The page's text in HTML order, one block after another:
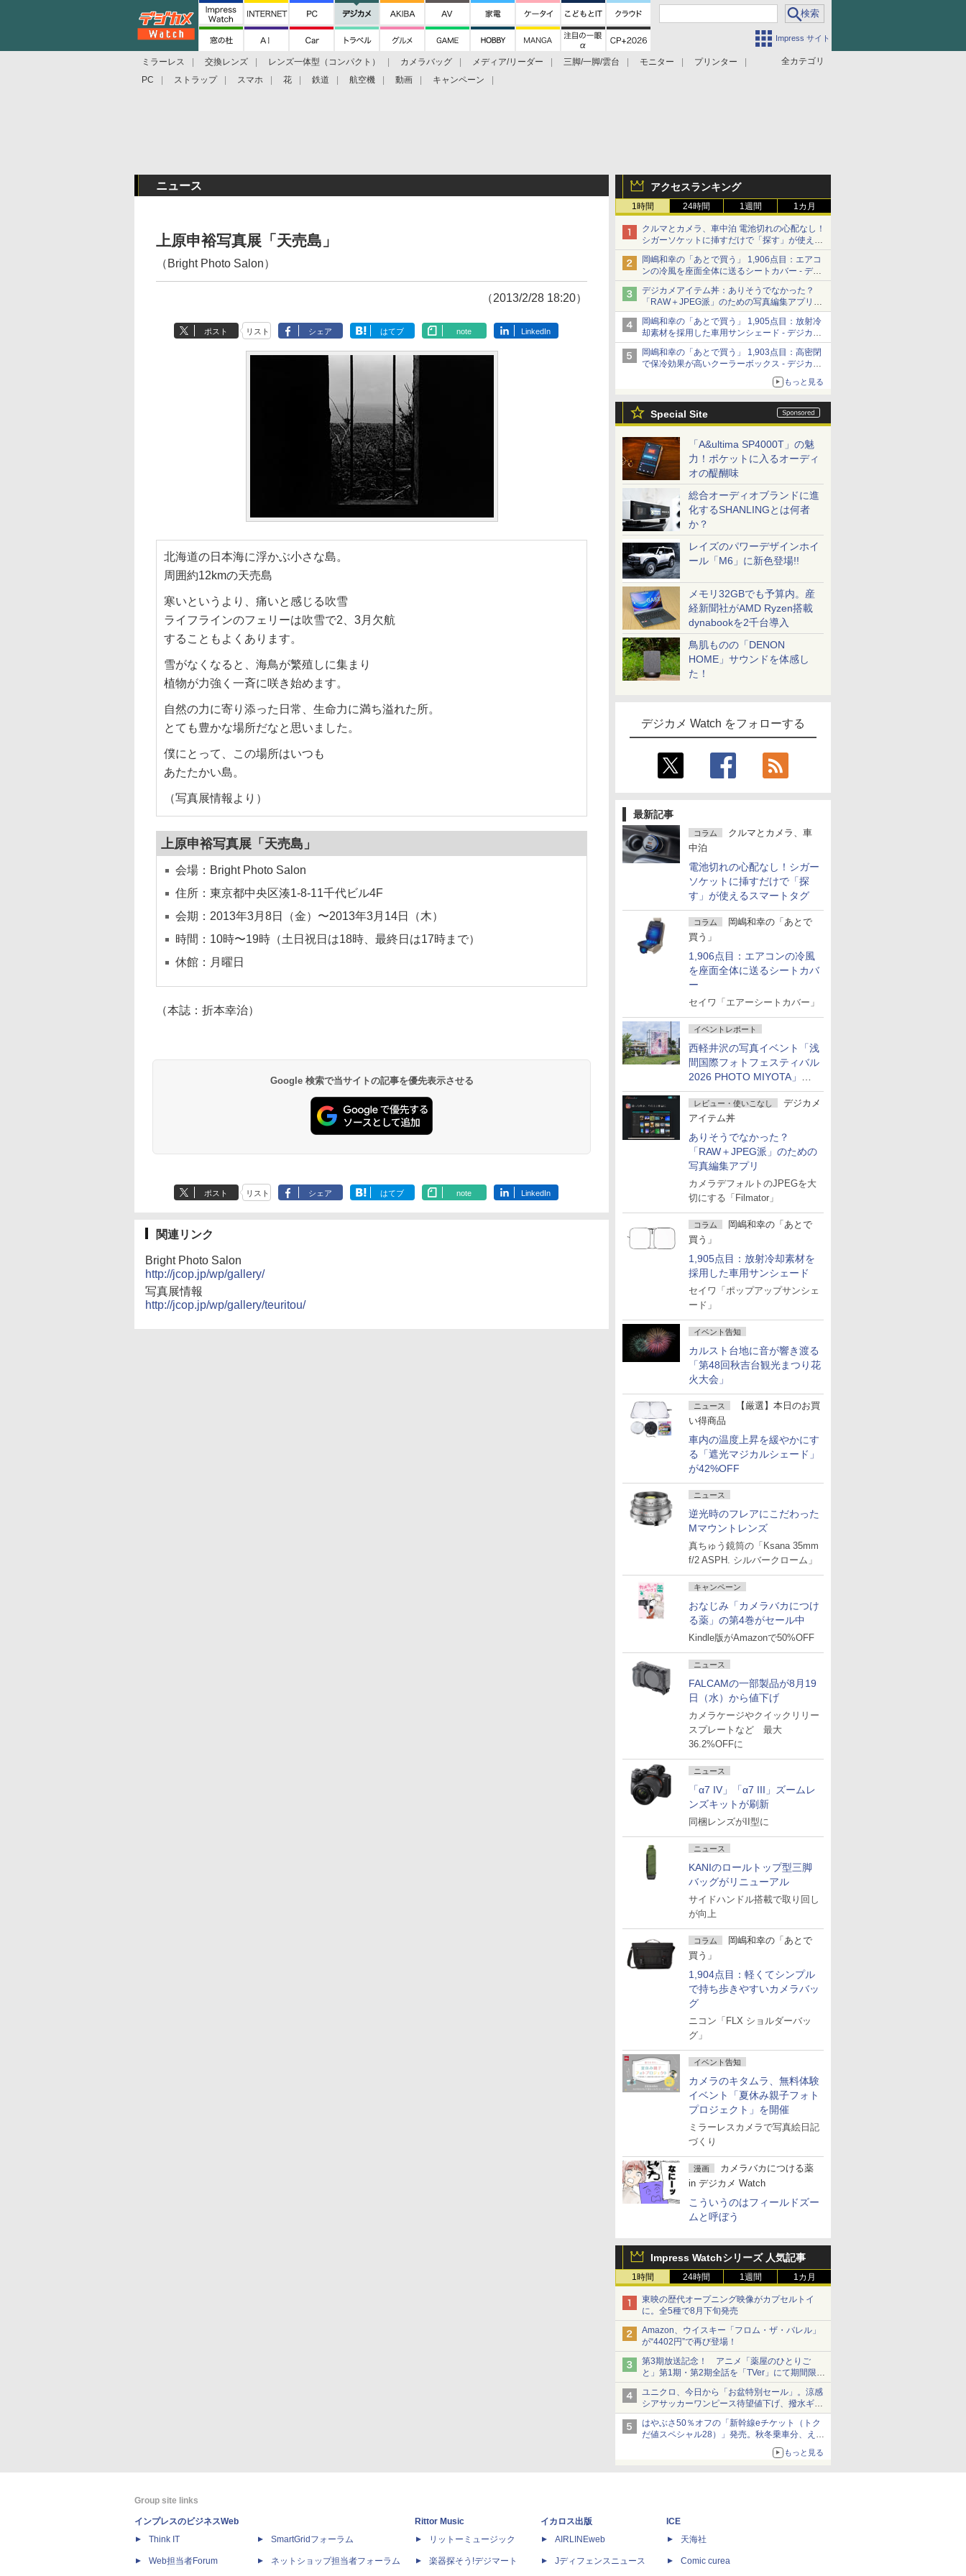
Impress サイト
全カテゴリ
ミラーレス 交換レンズ レンズ一体型（コンパクト） カメラバッグ メディア/リーダー 三脚/一脚/雲台 モニター
プリンター
PC
ストラップ スマホ 花 鉄道 航空機 動画 キャンペーン
アクセスランキング
1時間 24時間 1週間 1カ月
クルマとカメラ、車中泊 電池切れの心配なし！
シガーソケットに挿すだけで「探す」が使える
スマートタグ - デジカメ Watch
岡嶋和幸の「あとで買う」 1,906点目：エアコ
ンの冷風を座面全体に送るシートカバー - デジ
カメ Watch
デジカメアイテム丼：ありそうでなかった？
「RAW＋JPEG派」のための写真編集アプリ
カメラデフォルトのJPEGを大切にする
「Filmator」
岡嶋和幸の「あとで買う」 1,905点目：放射冷
却素材を採用した車用サンシェード - デジカメ
Watch
岡嶋和幸の「あとで買う」 1,903点目：高密閉
で保冷効果が高いクーラーボックス - デジカメ
もっと見る
Special Site
「A&ultima SP4000T」の魅
力！ポケットに入るオーディ
オの醍醐味
総合オーディオブランドに進
化するSHANLINGとは何者
か？
レイズのパワーデザインホイ
ール「M6」に新色登場!!
メモリ32GBでも予算内。産
経新聞社がAMD Ryzen搭載
dynabookを2千台導入
鳥肌ものの「DENON
HOME」サウンドを体感し
た！
デジカメ Watch をフォローする
最新記事
コラム
クルマとカメラ、車
中泊
電池切れの心配なし！シガー
ソケットに挿すだけで「探
す」が使えるスマートタグ
コラム
岡嶋和幸の「あとで
買う」
1,906点目：エアコンの冷風
を座面全体に送るシートカバ
ー
セイワ「エアーシートカバー」
イベントレポート
西軽井沢の写真イベント「浅
間国際フォトフェスティバル
2026 PHOTO MIYOTA」が
開幕
レビュー・使いこなし
デジカメ
アイテム丼
ありそうでなかった？
「RAW＋JPEG派」のための
写真編集アプリ
カメラデフォルトのJPEGを大
切にする「Filmator」
コラム
岡嶋和幸の「あとで
買う」
1,905点目：放射冷却素材を
採用した車用サンシェード
セイワ「ポップアップサンシェ
ード」
イベント告知
カルスト台地に音が響き渡る
「第48回秋吉台観光まつり花
火大会」
ニュース
【厳選】本日のお買
い得商品
車内の温度上昇を緩やかにす
る「遮光マジカルシェード」
が42%OFF
ニュース
逆光時のフレアにこだわった
Mマウントレンズ
真ちゅう鏡筒の「Ksana 35mm
f/2 ASPH. シルバークローム」
キャンペーン
おなじみ「カメラバカにつけ
る薬」の第4巻がセール中
Kindle版がAmazonで50%OFF
ニュース
FALCAMの一部製品が8月19
日（水）から値下げ
カメラケージやクイックリリー
スプレートなど 最大
36.2%OFFに
ニュース
「α7 IV」「α7 III」ズームレ
ンズキットが刷新
同梱レンズがII型に
ニュース
KANIのロールトップ型三脚
バッグがリニューアル
サイドハンドル搭載で取り回し
が向上
コラム
岡嶋和幸の「あとで
買う」
1,904点目：軽くてシンプル
で持ち歩きやすいカメラバッ
グ
ニコン「FLX ショルダーバッ
グ」
イベント告知
カメラのキタムラ、無料体験
イベント「夏休み親子フォト
プロジェクト」を開催
ミラーレスカメラで写真絵日記
づくり
漫画
カメラバカにつける薬
in デジカメ Watch
こういうのはフィールドズー
ムと呼ぼう
Impress Watchシリーズ 人気記事
1時間 24時間 1週間 1カ月
東映の歴代オープニング映像がカプセルトイ
に。全5種で8月下旬発売
Amazon、ウイスキー「フロム・ザ・バレル」
が“4402円”で再び登場！
第3期放送記念！ アニメ「薬屋のひとりご
と」第1期・第2期全話を「TVer」にて期間限定
で順次無料配信開始
ユニクロ、今日から「お盆特別セール」。涼感
シアサッカーワンピース待望値下げ、撥水ギア
ショーツは1990円に
はやぶさ50％オフの「新幹線eチケット（トク
だ値スペシャル28）」発売。秋冬乗車分、えき
もっと見る
ニュース
上原申裕写真展「天売島」
（Bright Photo Salon）
（2013/2/28 18:20）
ポスト リスト シェア はてブ note LinkedIn
北海道の日本海に浮かぶ小さな島。
周囲約12kmの天売島
寒いというより、痛いと感じる吹雪
ライフラインのフェリーは吹雪で2、3月欠航
することもよくあります。
雪がなくなると、海鳥が繁殖しに集まり
植物が力強く一斉に咲き始めます。
自然の力に寄り添った日常、生命力に満ち溢れた所。
とても豊かな場所だなと思いました。
僕にとって、この場所はいつも
あたたかい島。
（写真展情報より）
上原申裕写真展「天売島」
会場：Bright Photo Salon
住所：東京都中央区湊1-8-11千代ビル4F
会期：2013年3月8日（金）〜2013年3月14日（木）
時間：10時〜19時（土日祝日は18時、最終日は17時まで）
休館：月曜日
（本誌：折本幸治）
Google 検索で当サイトの記事を優先表示させる
ポスト リスト シェア はてブ note LinkedIn
関連リンク
Bright Photo Salon
http://jcop.jp/wp/gallery/
写真展情報
http://jcop.jp/wp/gallery/teuritou/
Group site links
インプレスのビジネスWeb
Think IT
Web担当者Forum
SmartGridフォーラム
ネットショップ担当者フォーラム
Rittor Music
リットーミュージック
楽器探そう!デジマート
イカロス出版
AIRLINEweb
Jディフェンスニュース
ICE
天海社
Comic curea